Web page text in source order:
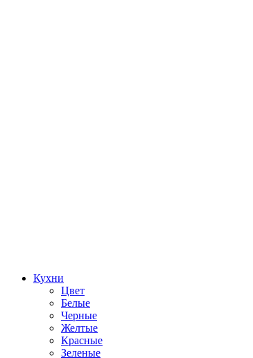
Кухни
Цвет
Белые
Черные
Желтые
Красные
Зеленые